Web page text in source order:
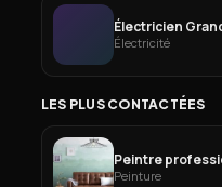
Électricien
Électricité
LES PLUS CONTACTÉES
Peintre
Peinture